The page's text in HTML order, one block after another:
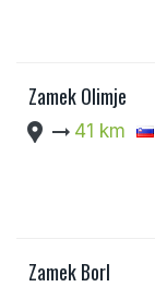
Zamek Olimje
location_pin arrow_right_alt 41 km
Zamek Borl